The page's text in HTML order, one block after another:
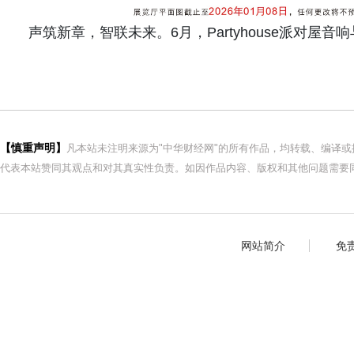
声筑新章，智联未来。6月，Partyhouse派对屋音
【慎重声明】
凡本站未注明来源为"中华财经网"的所有作品，均转载、编译
代表本站赞同其观点和对其真实性负责。如因作品内容、版权和其他问题需
网站简介 免